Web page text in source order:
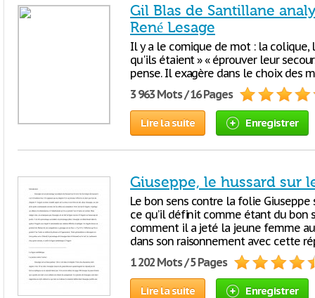
Gil Blas de Santillane
René Lesage
Il y a le comique de mot : la
qu'ils étaient » « éprouver leur
pense. Il exagère dans le choix des
3 963 Mots / 16 Pages
Lire la suite Enregistrer
Giuseppe, le hussard sur
Le bon sens contre la folie
ce qu’il définit comme étant du bon
comment il a jeté la jeune femme
dans son raisonnement avec cette
1 202 Mots / 5 Pages
Lire la suite Enregistrer